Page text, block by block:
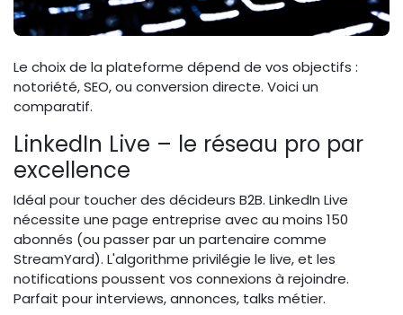
Le choix de la plateforme dépend de vos objectifs :
notoriété, SEO, ou conversion directe. Voici un
comparatif.
LinkedIn Live – le réseau pro par
excellence
Idéal pour toucher des décideurs B2B. LinkedIn Live
nécessite une page entreprise avec au moins 150
abonnés (ou passer par un partenaire comme
StreamYard). L'algorithme privilégie le live, et les
notifications poussent vos connexions à rejoindre.
Parfait pour interviews, annonces, talks métier.